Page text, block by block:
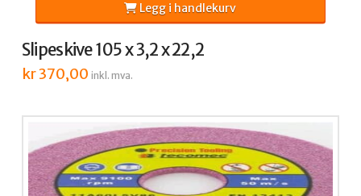
Slipeskive 105 x 3,2 x 22,2
kr370,00 inkl. mva.
Legg i handlekurv